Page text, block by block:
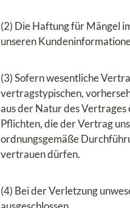
(2) Die Haftung für Mängel
unseren
(3) Sofern wesentliche
vertragstypischen,
aus der Natur des
Pflichten, die der Vertrag
ordnungsgemäße
vertrauen dürfen.
(4) Bei der Verletzung